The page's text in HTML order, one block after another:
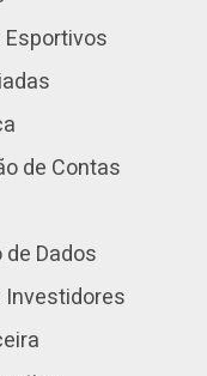
de Contas
Dados